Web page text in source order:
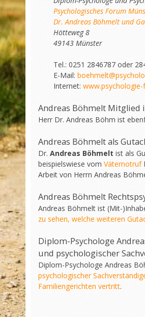
Psychologisches Forum
Dr. Andreas Böhmelt und
Hötteweg 8
49143 Münster
Tel.: 0251 2846787 oder
E-Mail:
Internet:
Andreas Böhmelt
Herr Dr. Andreas Böhm ist
Andreas Böhmelt als
Dr. Andreas Böhmelt ist als
beispielswiese vom Väternotruf
Arbeit von Herrn Andreas
Andreas Böhmelt
Andreas Böhmelt ist (Mit-
zu sehen, welche weiteren
Diplom-Psychologe
und psychologischer
Diplom-Psychologe Andreas
psychologischer
Familiengerichten vertritt.